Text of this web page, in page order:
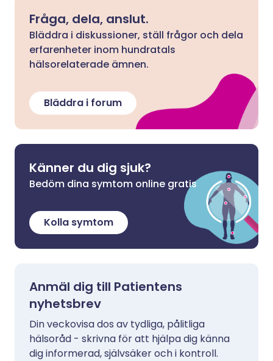
Fråga, dela, anslut.
Bläddra i diskussioner, ställ frågor och dela
erfarenheter inom hundratals
hälsorelaterade ämnen.
Bläddra i forum
Känner du dig sjuk?
Bedöm dina symtom online gratis
Kolla symtom
Anmäl dig till Patientens
nyhetsbrev
Din veckovisa dos av tydliga, pålitliga
hälsoråd - skrivna för att hjälpa dig känna
dig informerad, självsäker och i kontroll.